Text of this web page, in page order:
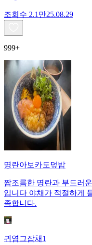
조회수 2.1만25.08.29
999+
명란아보카도덮밥
짭조름한 명란과 부드러
입니다 야채가 적절하게
족합니다.
귀염그잡채1